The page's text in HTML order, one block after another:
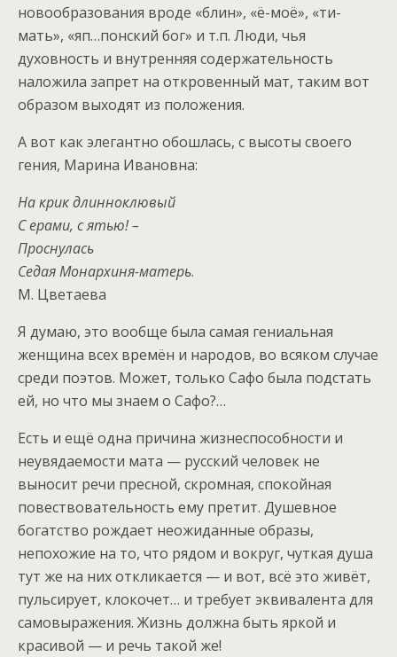
новообразования вроде «блин», «ё-моё», «ти-
мать», «яп…понский бог» и т.п. Люди, чья
духовность и внутренняя содержательность
наложила запрет на откровенный мат, таким вот
образом выходят из положения.
А вот как элегантно обошлась, с высоты своего
гения, Марина Ивановна:
На крик длинноклювый
С ерами, с ятью! –
Проснулась
Седая Монархиня-матерь.
М. Цветаева
Я думаю, это вообще была самая гениальная
женщина всех времён и народов, во всяком случае
среди поэтов. Может, только Сафо была подстать
ей, но что мы знаем о Сафо?…
Есть и ещё одна причина жизнеспособности и
неувядаемости мата — русский человек не
выносит речи пресной, скромная, спокойная
повествовательность ему претит. Душевное
богатство рождает неожиданные образы,
непохожие на то, что рядом и вокруг, чуткая душа
тут же на них откликается — и вот, всё это живёт,
пульсирует, клокочет… и требует эквивалента для
самовыражения. Жизнь должна быть яркой и
красивой — и речь такой же!